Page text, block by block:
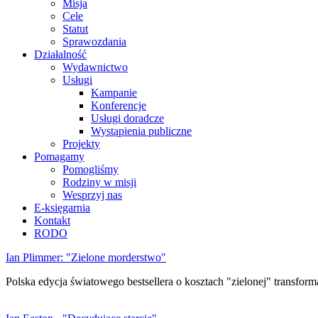
Misja
Cele
Statut
Sprawozdania
Działalność
Wydawnictwo
Usługi
Kampanie
Konferencje
Usługi doradcze
Wystąpienia publiczne
Projekty
Pomagamy
Pomogliśmy
Rodziny w misji
Wesprzyj nas
E-księgarnia
Kontakt
RODO
Ian Plimmer: "Zielone morderstwo"
Polska edycja światowego bestsellera o kosztach "zielonej"